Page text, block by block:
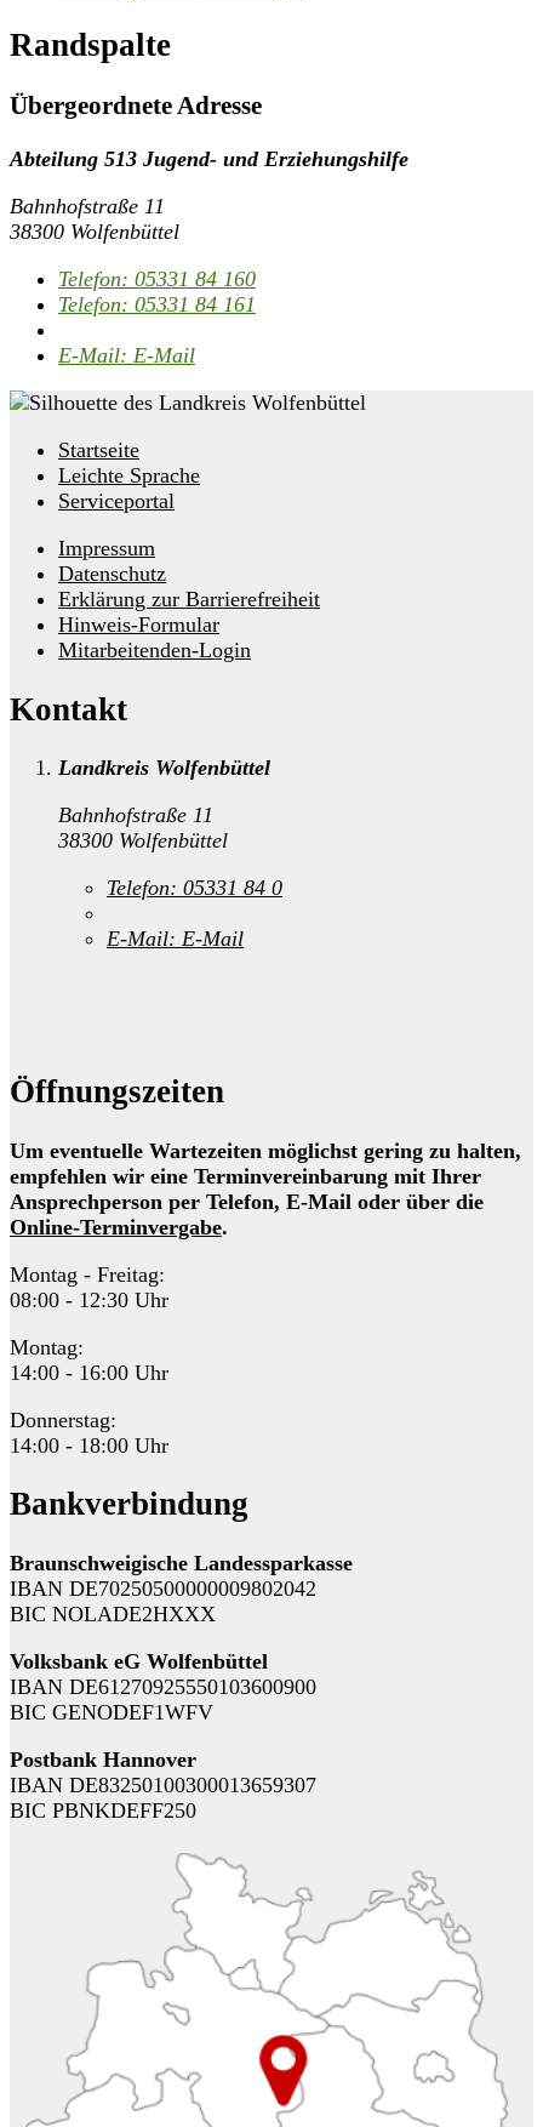
Randspalte
Übergeordnete Adresse
Abteilung 513 Jugend- und Erziehungshilfe
Bahnhofstraße 11
38300 Wolfenbüttel
Telefon: 05331 84 160
Telefon: 05331 84 161
E-Mail: E-Mail
Startseite
Leichte Sprache
Serviceportal
Impressum
Datenschutz
Erklärung zur Barrierefreiheit
Hinweis-Formular
Mitarbeitenden-Login
Kontakt
Landkreis Wolfenbüttel
Bahnhofstraße 11
38300 Wolfenbüttel
Telefon: 05331 84 0
E-Mail: E-Mail
Öffnungszeiten
Um eventuelle Wartezeiten möglichst gering zu halten,
empfehlen wir eine Terminvereinbarung mit Ihrer
Ansprechperson per Telefon, E-Mail oder über die
Online-Terminvergabe.
Montag - Freitag:
08:00 - 12:30 Uhr
Montag:
14:00 - 16:00 Uhr
Donnerstag:
14:00 - 18:00 Uhr
Bankverbindung
Braunschweigische Landessparkasse
IBAN DE70250500000009802042
BIC NOLADE2HXXX
Volksbank eG Wolfenbüttel
IBAN DE61270925550103600900
BIC GENODEF1WFV
Postbank Hannover
IBAN DE83250100300013659307
BIC PBNKDEFF250